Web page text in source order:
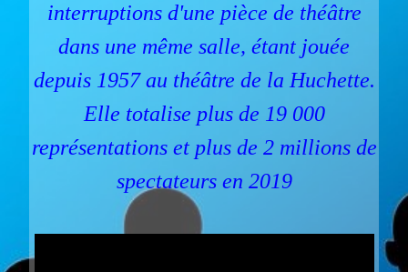
interruptions d'une pièce de théâtre
dans une même salle, étant jouée
depuis 1957 au théâtre de la Huchette.
Elle totalise plus de 19 000
représentations et plus de 2 millions de
spectateurs en 2019